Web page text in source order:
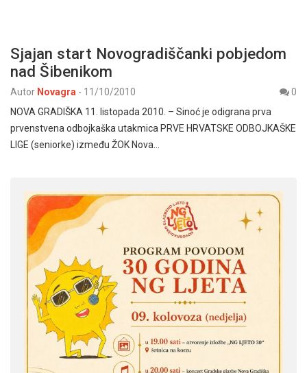
Sjajan start Novogradiščanki pobjedom
nad Šibenikom
Autor Novagra - 11/10/2010
0
NOVA GRADIŠKA 11. listopada 2010. – Sinoć je odigrana prva
prvenstvena odbojkaška utakmica PRVE HRVATSKE ODBOJKAŠKE
LIGE (seniorke) između ŽOK Nova…